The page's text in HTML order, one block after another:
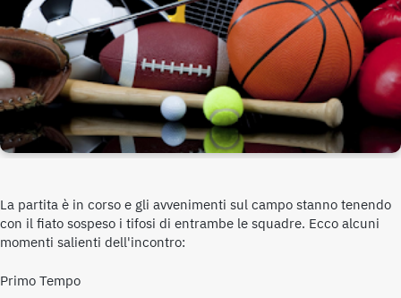
La partita è in corso e gli avvenimenti sul campo stanno tenendo
con il fiato sospeso i tifosi di entrambe le squadre. Ecco alcuni
momenti salienti dell'incontro:
Primo Tempo